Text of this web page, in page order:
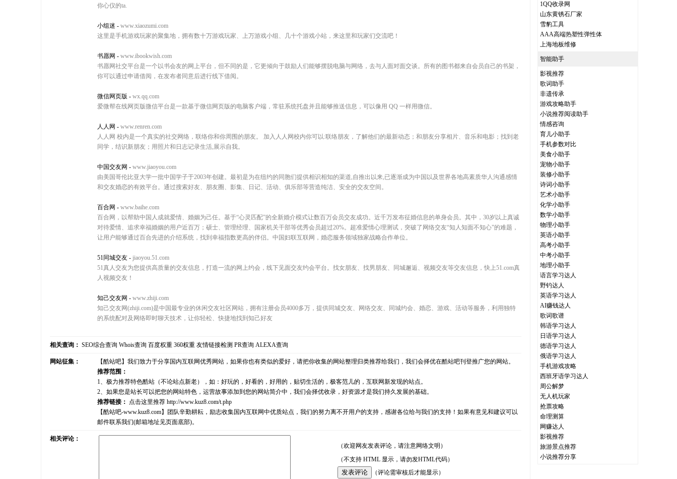
你心仪的ta.
小组迷 - www.xiaozumi.com
这里是手机游戏玩家的聚集地，拥有数十万游戏玩家、上万游戏小组、几十个游戏小站，来这里和玩家们交流吧！
书愿网 - www.ibookwish.com
书愿网社交平台是一个以书会友的网上平台，但不同的是，它更倾向于鼓励人们能够摆脱电脑与网络，去与人面对面交谈。所有的图书都来自会员自己的书架，
你可以通过申请借阅，在发布者同意后进行线下借阅。
微信网页版 - wx.qq.com
爱微帮在线网页版微信平台是一款基于微信网页版的电脑客户端，常驻系统托盘并且能够推送信息，可以像用 QQ 一样用微信。
人人网 - www.renren.com
人人网 校内是一个真实的社交网络，联络你和你周围的朋友。 加入人人网校内你可以:联络朋友，了解他们的最新动态；和朋友分享相片、音乐和电影；找到老
同学，结识新朋友；用照片和日志记录生活,展示自我。
中国交友网 - www.jiaoyou.com
由美国哥伦比亚大学一批中国学子于2003年创建。最初是为在纽约的同胞们提供相识相知的渠道,自推出以来,已逐渐成为中国以及世界各地高素质华人沟通感情
和交友婚恋的有效平台。通过搜索好友、朋友圈、影集、日记、活动、俱乐部等营造纯洁、安全的交友空间。
百合网 - www.baihe.com
百合网，以帮助中国人成就爱情、婚姻为己任。基于“心灵匹配”的全新婚介模式让数百万会员交友成功。近千万发布征婚信息的单身会员。其中，30岁以上真诚
对待爱情、追求幸福婚姻的用户近百万；硕士、管理经理、国家机关干部等优秀会员超过20%。超准爱情心理测试，突破了网络交友“知人知面不知心”的难题，
让用户能够通过百合先进的介绍系统，找到幸福指数更高的伴侣。中国妇联互联网，婚恋服务领域独家战略合作单位。
51同城交友 - jiaoyou.51.com
51真人交友为您提供高质量的交友信息，打造一流的网上约会，线下见面交友约会平台。找女朋友、找男朋友、同城邂逅、视频交友等交友信息，快上51.com真
人视频交友！
知己交友网 - www.zhiji.com
知己交友网(zhiji.com)是中国最专业的休闲交友社区网站，拥有注册会员4000多万，提供同城交友、网络交友、同城约会、婚恋、游戏、活动等服务，利用独特
的系统配对及网络即时聊天技术，让你轻松、快捷地找到知己好友
相关查询： SEO综合查询 Whois查询 百度权重 360权重 友情链接检测 PR查询 ALEXA查询
网站征集：
【酷站吧】我们致力于分享国内互联网优秀网站，如果你也有类似的爱好，请把你收集的网站整理归类推荐给我们，我们会择优在酷站吧刊登推广您的网站。
推荐范围：
1、极力推荐特色酷站（不论站点新老），如：好玩的，好看的，好用的，贴切生活的，极客范儿的，互联网新发现的站点。
2、如果您是站长可以把您的网站特色，运营故事添加到您的网站简介中，我们会择优收录，好资源才是我们持久发展的基础。
推荐链接： 点击这里推荐 http://www.kuz8.com/t.php
【酷站吧-www.kuz8.com】团队辛勤耕耘，励志收集国内互联网中优质站点，我们的努力离不开用户的支持，感谢各位给与我们的支持！如果有意见和建议可以
邮件联系我们(邮箱地址见页面底部)。
相关评论：
（欢迎网友发表评论，请注意网络文明）
（不支持 HTML 显示，请勿发HTML代码）
（评论需审核后才能显示）
1QQ收录网
山东黄锈石厂家
雪豹工具
AAA高端热塑性弹性体
上海地板维修
智能助手
影视推荐
歌词助手
非遗传承
游戏攻略助手
小说推荐阅读助手
情感咨询
育儿小助手
手机参数对比
美食小助手
宠物小助手
装修小助手
诗词小助手
艺术小助手
化学小助手
数学小助手
物理小助手
英语小助手
高考小助手
中考小助手
地理小助手
语言学习达人
野钓达人
英语学习达人
AI赚钱达人
歌词歌谱
韩语学习达人
日语学习达人
德语学习达人
俄语学习达人
手机游戏攻略
西班牙语学习达人
周公解梦
无人机玩家
抢票攻略
命理测算
网赚达人
影视推荐
旅游景点推荐
小说推荐分享